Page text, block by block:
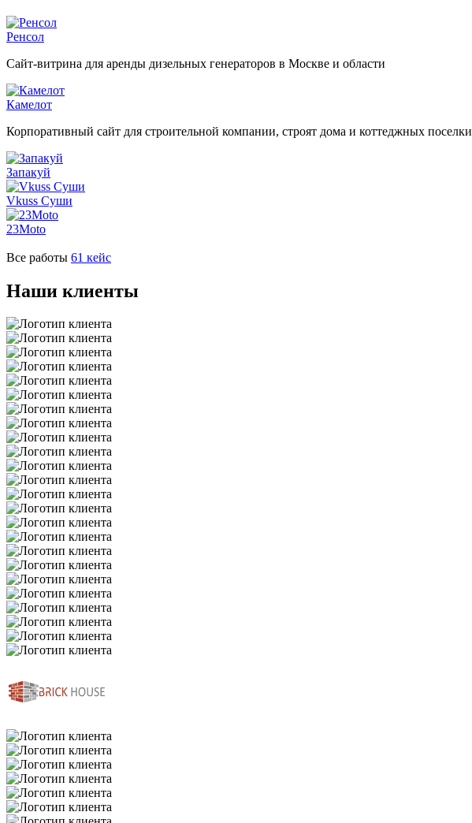
Ренсол
Сайт-витрина для аренды дизельных генераторов в Москве и области
Камелот
Корпоративный сайт для строительной компании, строят дома и коттеджных поселки
Запакуй
Vkuss Суши
23Moto
Все работы 61 кейс
Наши клиенты